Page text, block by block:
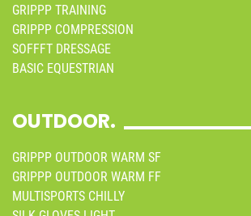
GRIPPP TRAINING
GRIPPP COMPRESSION
SOFFFT DRESSAGE
BASIC EQUESTRIAN
OUTDOOR.
GRIPPP OUTDOOR WARM SF
GRIPPP OUTDOOR WARM FF
MULTISPORTS CHILLY